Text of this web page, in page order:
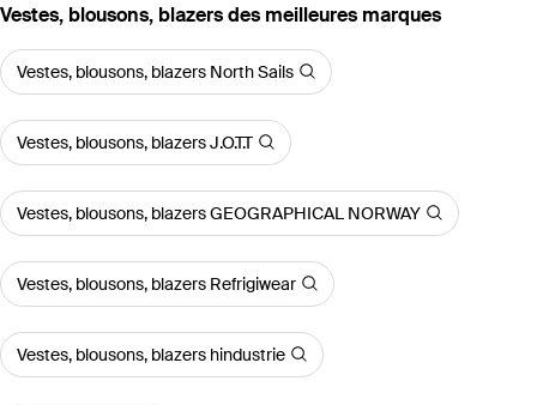
‪Vestes, blousons, blazers‬ des meilleures marques
Vestes, blousons, blazers North Sails
Vestes, blousons, blazers J.O.T.T
Vestes, blousons, blazers GEOGRAPHICAL NORWAY
Vestes, blousons, blazers Refrigiwear
Vestes, blousons, blazers hindustrie